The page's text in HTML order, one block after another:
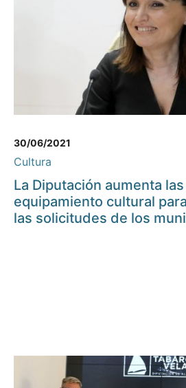
30/06/2021
Cultura
La Diputación aumenta
equipamiento cultural
las solicitudes de los